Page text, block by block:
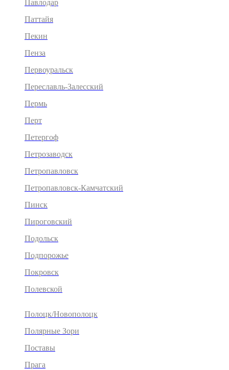
Павлодар
Паттайя
Пекин
Пенза
Первоуральск
Переславль-Залесский
Пермь
Перт
Петергоф
Петрозаводск
Петропавловск
Петропавловск-Камчатский
Пинск
Пироговский
Подольск
Подпорожье
Покровск
Полевской
Полоцк/Новополоцк
Полярные Зори
Поставы
Прага